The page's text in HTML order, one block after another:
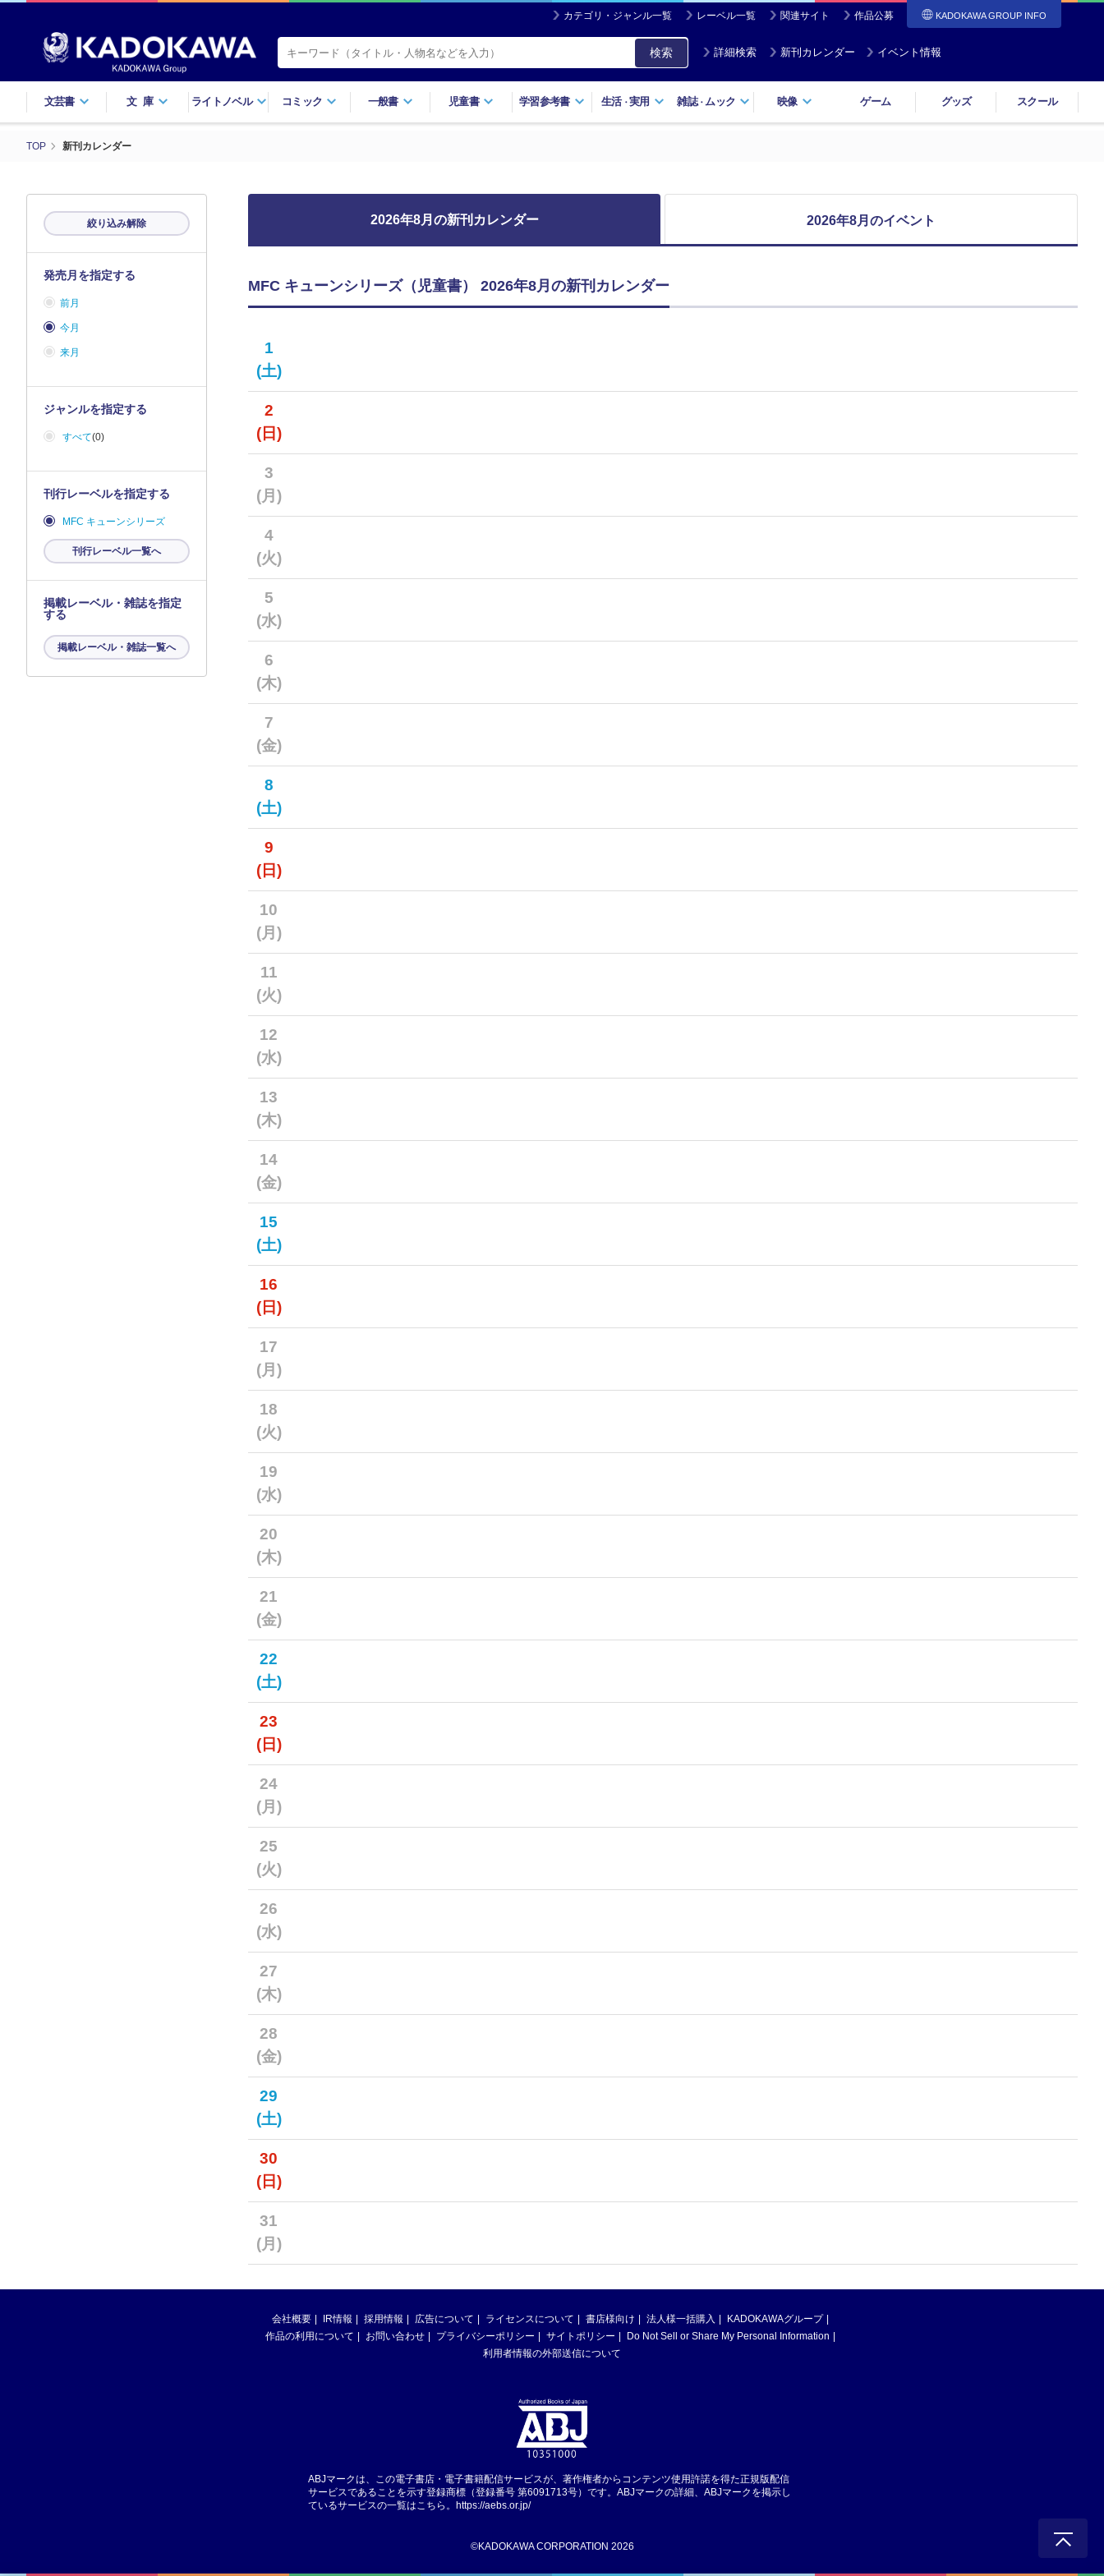
カテゴリ・ジャンル一覧 レーベル一覧 関連サイト 作品公募 KADOKAWA GROUP INFO
検索 詳細検索 新刊カレンダー イベント情報
文芸書 文庫 ライトノベル コミック 一般書 児童書 学習参考書 生活・実用 雑誌・ ムック 映像 ゲーム グッズ スクール
TOP 新刊カレンダー
2026年8月の新刊カレンダー 2026年8月のイベント
MFC キューンシリーズ（児童書） 2026年8月の新刊カレンダー
1
(土)
2
(日)
3
(月)
4
(火)
5
(水)
6
(木)
7
(金)
8
(土)
9
(日)
10
(月)
11
(火)
12
(水)
13
(木)
14
(金)
15
(土)
16
(日)
17
(月)
18
(火)
19
(水)
20
(木)
21
(金)
22
(土)
23
(日)
24
(月)
25
(火)
26
(水)
27
(木)
28
(金)
29
(土)
30
(日)
31
(月)
絞り込み解除
発売月を指定する
前月
今月
来月
ジャンルを指定する
すべて(0)
刊行レーベルを指定する
MFC キューンシリーズ
刊行レーベル一覧へ
掲載レーベル・雑誌を指定
する
掲載レーベル・雑誌一覧へ
会社概要 IR情報 採用情報 広告について ライセンスについて 書店様向け 法人様一括購入
KADOKAWAグループ
作品の利用について
お問い合わせ プライバシーポリシー サイトポリシー
Do Not Sell or Share My Personal Information
利用者情報の外部送信について
ABJマークは、この電子書店・電子書籍配信サービスが、著作権者からコンテンツ使用許諾を得た正規版配信
サービスであることを示す登録商標（登録番号 第6091713号）です。ABJマークの詳細、ABJマークを掲示し
ているサービスの一覧はこちら。 https://aebs.or.jp/
©KADOKAWA CORPORATION 2026